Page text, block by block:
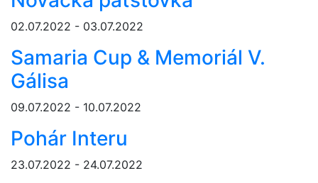
02.07.2022 - 03.07.2022
Samaria Cup & Memoriál V.
Gálisa
09.07.2022 - 10.07.2022
Pohár Interu
23.07.2022 - 24.07.2022